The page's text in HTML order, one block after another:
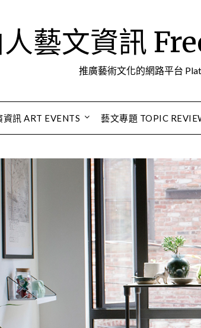
人藝文資訊
推廣藝術文化的網路平台
資訊 ART EVENTS 藝文專題 TOPIC